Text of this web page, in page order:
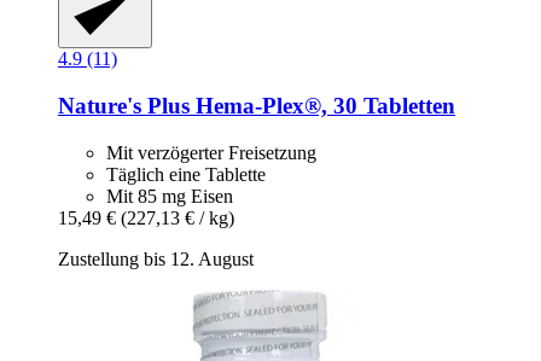
4.9 (11)
Nature's Plus Hema-​Plex®, 30 Tabletten
Mit verzögerter Freisetzung
Täglich eine Tablette
Mit 85 mg Eisen
15,49 € (227,13 € / kg)
Zustellung bis 12. August